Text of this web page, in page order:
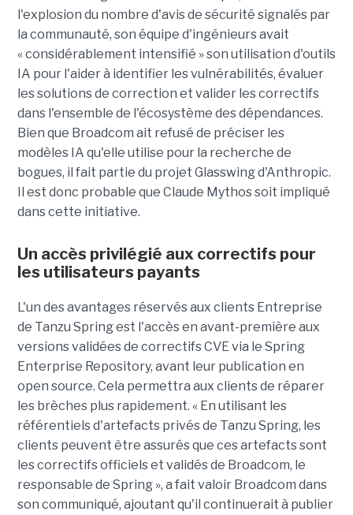
l'explosion du nombre d'avis de sécurité signalés par
la communauté, son équipe d'ingénieurs avait
« considérablement intensifié » son utilisation d'outils
IA pour l'aider à identifier les vulnérabilités, évaluer
les solutions de correction et valider les correctifs
dans l'ensemble de l'écosystème des dépendances.
Bien que Broadcom ait refusé de préciser les
modèles IA qu'elle utilise pour la recherche de
bogues, il fait partie du projet Glasswing d'Anthropic.
Il est donc probable que Claude Mythos soit impliqué
dans cette initiative.
Un accès privilégié aux correctifs pour
les utilisateurs payants
L'un des avantages réservés aux clients Entreprise
de Tanzu Spring est l'accès en avant-première aux
versions validées de correctifs CVE via le Spring
Enterprise Repository, avant leur publication en
open source. Cela permettra aux clients de réparer
les brèches plus rapidement. « En utilisant les
référentiels d'artefacts privés de Tanzu Spring, les
clients peuvent être assurés que ces artefacts sont
les correctifs officiels et validés de Broadcom, le
responsable de Spring », a fait valoir Broadcom dans
son communiqué, ajoutant qu'il continuerait à publier